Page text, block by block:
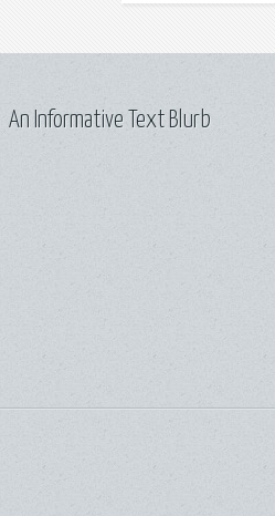
An Informative Text Blurb